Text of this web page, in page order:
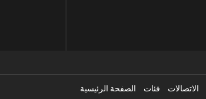
الصفحة الرئيسية فئات الاتصالات